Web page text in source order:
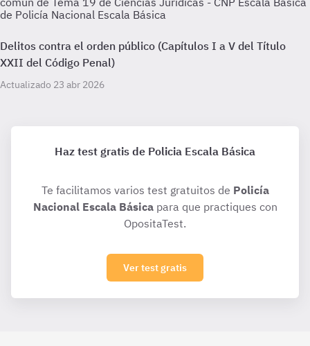
de Policía Nacional Escala Básica
Delitos contra el orden público (Capítulos I a V del Título
XXII del Código Penal)
Actualizado 23 abr 2026
Haz test gratis de Policia Escala Básica
Te facilitamos varios test gratuitos de Policía
Nacional Escala Básicapara que practiques con
OpositaTest.
Ver test gratis